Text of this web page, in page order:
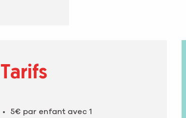
Tarifs
5€ par enfant avec 1